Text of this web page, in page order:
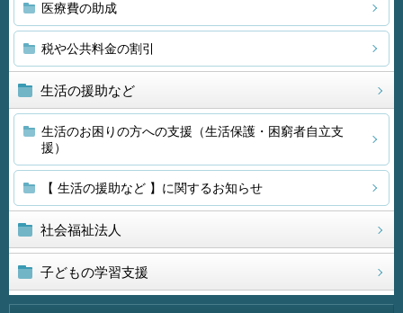
医療費の助成
税や公共料金の割引
生活の援助など
生活のお困りの方への支援（生活保護・困窮者自立支
援）
【 生活の援助など 】に関するお知らせ
社会福祉法人
子どもの学習支援